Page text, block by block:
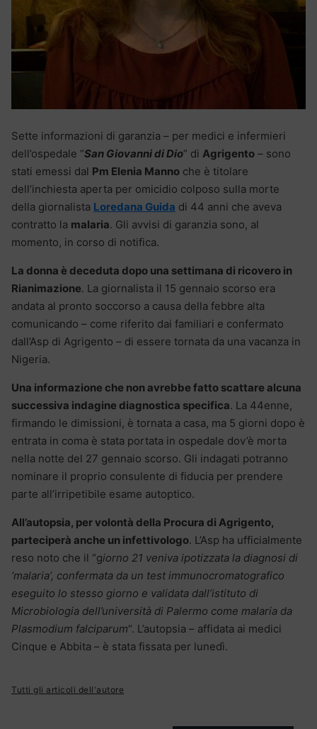
Sette informazioni di garanzia – per medici e infermieri
dell’ospedale “San Giovanni di Dio” di Agrigento – sono
stati emessi dal Pm Elenia Manno che è titolare
dell’inchiesta aperta per omicidio colposo sulla morte
della giornalista Loredana Guida di 44 anni che aveva
contratto la malaria. Gli avvisi di garanzia sono, al
momento, in corso di notifica.
La donna è deceduta dopo una settimana di ricovero in
Rianimazione. La giornalista il 15 gennaio scorso era
andata al pronto soccorso a causa della febbre alta
comunicando – come riferito dai familiari e confermato
dall’Asp di Agrigento – di essere tornata da una vacanza in
Nigeria.
Una informazione che non avrebbe fatto scattare alcuna
successiva indagine diagnostica specifica. La 44enne,
firmando le dimissioni, è tornata a casa, ma 5 giorni dopo è
entrata in coma è stata portata in ospedale dov’è morta
nella notte del 27 gennaio scorso. Gli indagati potranno
nominare il proprio consulente di fiducia per prendere
parte all’irripetibile esame autoptico.
All’autopsia, per volontà della Procura di Agrigento,
parteciperà anche un infettivologo. L’Asp ha ufficialmente
reso noto che il “giorno 21 veniva ipotizzata la diagnosi di
‘malaria’, confermata da un test immunocromatografico
eseguito lo stesso giorno e validata dall’istituto di
Microbiologia dell’università di Palermo come malaria da
Plasmodium falciparum“. L’autopsia – affidata ai medici
Cinque e Abbita – è stata fissata per lunedì.
Tutti gli articoli dell'autore